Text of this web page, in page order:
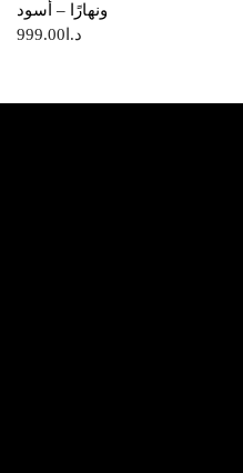
ونهارًا – أسود
د.ا 999.00